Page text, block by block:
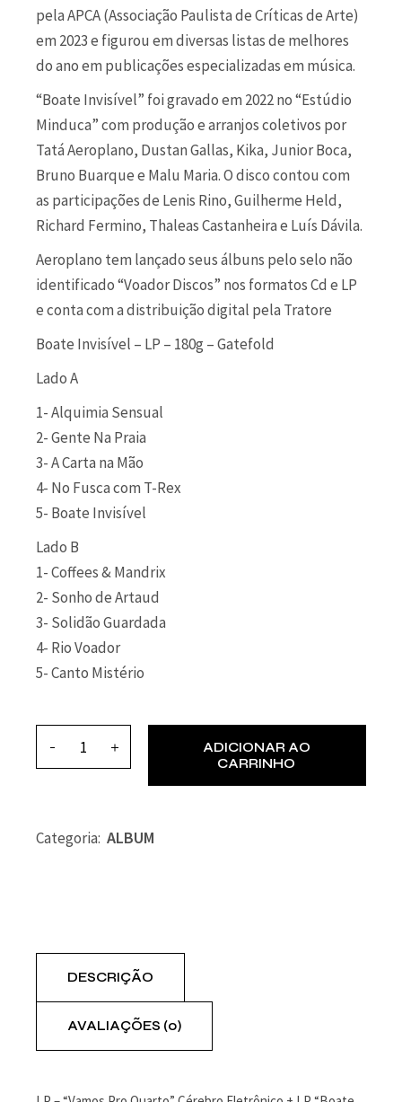
pela APCA (Associação Paulista de Críticas de Arte)
em 2023 e figurou em diversas listas de melhores
do ano em publicações especializadas em música.
“Boate Invisível” foi gravado em 2022 no “Estúdio
Minduca” com produção e arranjos coletivos por
Tatá Aeroplano, Dustan Gallas, Kika, Junior Boca,
Bruno Buarque e Malu Maria. O disco contou com
as participações de Lenis Rino, Guilherme Held,
Richard Fermino, Thaleas Castanheira e Luís Dávila.
Aeroplano tem lançado seus álbuns pelo selo não
identificado “Voador Discos” nos formatos Cd e LP
e conta com a distribuição digital pela Tratore
Boate Invisível – LP – 180g – Gatefold
Lado A
1- Alquimia Sensual
2- Gente Na Praia
3- A Carta na Mão
4- No Fusca com T-Rex
5- Boate Invisível
Lado B
1- Coffees & Mandrix
2- Sonho de Artaud
3- Solidão Guardada
4- Rio Voador
5- Canto Mistério
ADICIONAR AO
CARRINHO
Categoria: ALBUM
DESCRIÇÃO
AVALIAÇÕES (0)